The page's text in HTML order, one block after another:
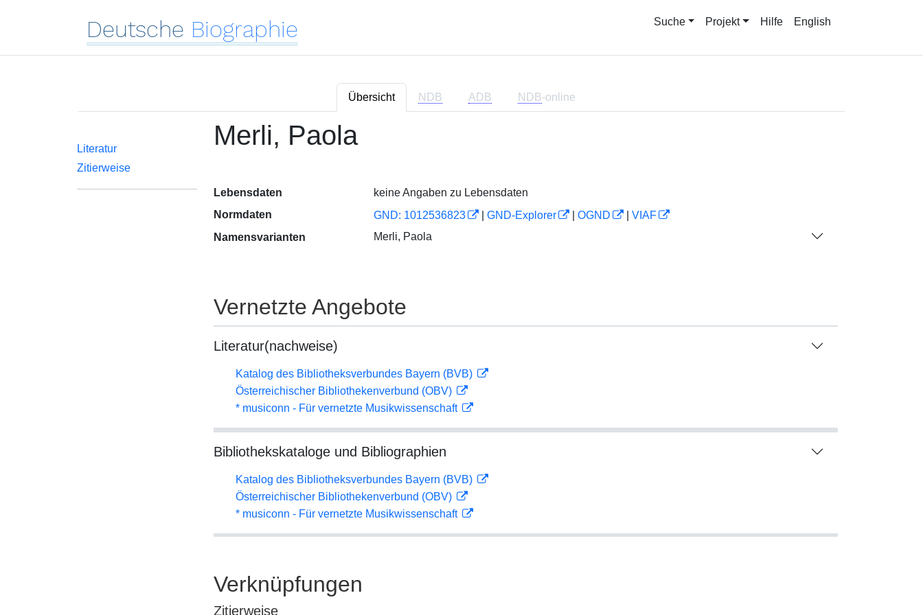
Deutsche Biographie Suche Projekt Hilfe English
Übersicht NDB ADB NDB-online
Literatur
Zitierweise
Merli, Paola
Lebensdaten
keine Angaben zu Lebensdaten
Normdaten
GND: 1012536823 GND-Explorer OGND
VIAF
Namensvarianten
Merli, Paola
Vernetzte Angebote
Literatur(nachweise)
Katalog des Bibliotheksverbundes Bayern (BVB)
Österreichischer Bibliothekenverbund (OBV)
* musiconn - Für vernetzte Musikwissenschaft
Bibliothekskataloge und Bibliographien
Katalog des Bibliotheksverbundes Bayern (BVB)
Österreichischer Bibliothekenverbund (OBV)
* musiconn - Für vernetzte Musikwissenschaft
Verknüpfungen
Zitierweise